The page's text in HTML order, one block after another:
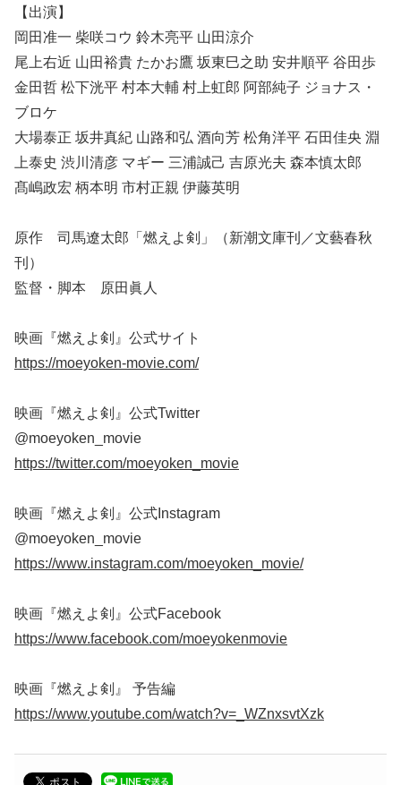
【出演】
岡田准一 柴咲コウ 鈴木亮平 山田涼介
尾上右近 山田裕貴 たかお鷹 坂東巳之助 安井順平 谷田歩
金田哲 松下洸平 村本大輔 村上虹郎 阿部純子 ジョナス・
ブロケ
大場泰正 坂井真紀 山路和弘 酒向芳 松角洋平 石田佳央 淵
上泰史 渋川清彦 マギー 三浦誠己 吉原光夫 森本慎太郎
髙嶋政宏 柄本明 市村正親 伊藤英明
原作 司馬遼太郎「燃えよ剣」（新潮文庫刊／文藝春秋
刊）
監督・脚本 原田眞人
映画『燃えよ剣』公式サイト
https://moeyoken-movie.com/
映画『燃えよ剣』公式Twitter
@moeyoken_movie
https://twitter.com/moeyoken_movie
映画『燃えよ剣』公式Instagram
@moeyoken_movie
https://www.instagram.com/moeyoken_movie/
映画『燃えよ剣』公式Facebook
https://www.facebook.com/moeyokenmovie
映画『燃えよ剣』 予告編
https://www.youtube.com/watch?v=_WZnxsvtXzk